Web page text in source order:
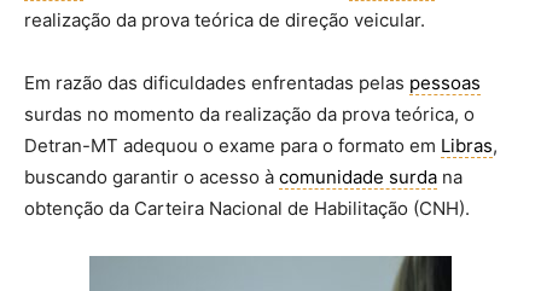
realização da prova teórica de direção veicular.
Em razão das dificuldades enfrentadas pelas pessoas
surdas no momento da realização da prova teórica, o
Detran-MT adequou o exame para o formato em Libras,
buscando garantir o acesso à comunidade surda na
obtenção da Carteira Nacional de Habilitação (CNH).